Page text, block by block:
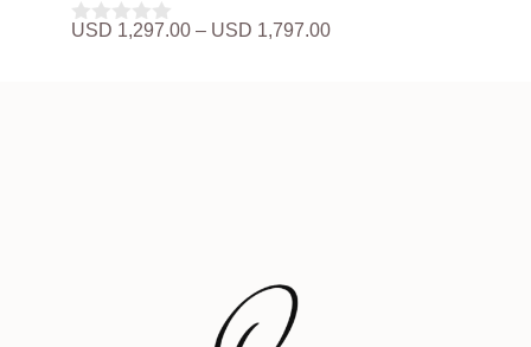
hasta
0
USD 1,297.00 – USD 1,797.00Rango